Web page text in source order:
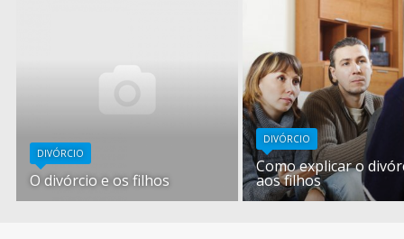
DIVÓRCIO
O divórcio e os filhos
DIVÓRCIO
Como explicar o
aos filhos